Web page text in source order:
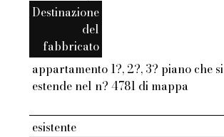
Destinazione
del
fabbricato
appartamento 1?, 2?, 3? piano che si
estende nel n? 4781 di mappa
esistente